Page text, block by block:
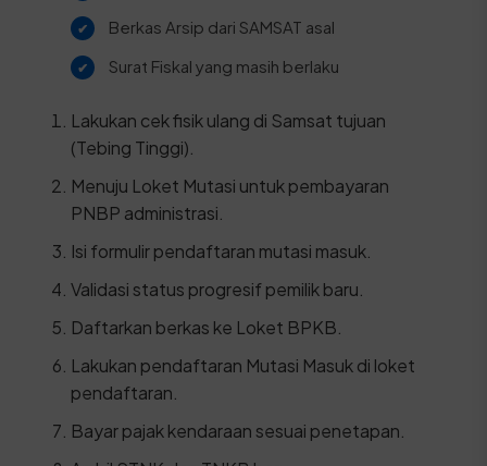
Berkas Arsip dari SAMSAT asal
Surat Fiskal yang masih berlaku
Lakukan cek fisik ulang di Samsat tujuan
(Tebing Tinggi).
Menuju Loket Mutasi untuk pembayaran
PNBP administrasi.
Isi formulir pendaftaran mutasi masuk.
Validasi status progresif pemilik baru.
Daftarkan berkas ke Loket BPKB.
Lakukan pendaftaran Mutasi Masuk di loket
pendaftaran.
Bayar pajak kendaraan sesuai penetapan.